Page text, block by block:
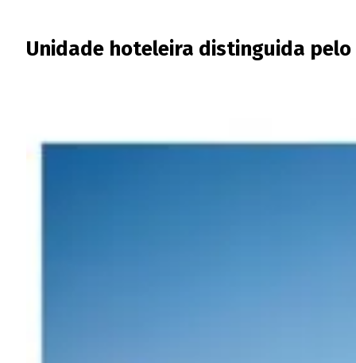
Unidade hoteleira distinguida